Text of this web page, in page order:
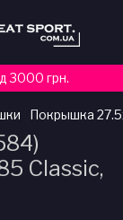
3000 грн.
Покрышка
Classic,